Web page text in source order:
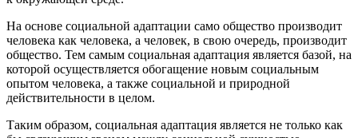
На основе социальной адаптации само общество производит
человека как человека, а человек, в свою очередь, производит
общество. Тем самым социальная адаптация является базой, на
которой осуществляется обогащение новым социальным
опытом человека, а также социальной и природной
действительности в целом.
Таким образом, социальная адаптация является не только как